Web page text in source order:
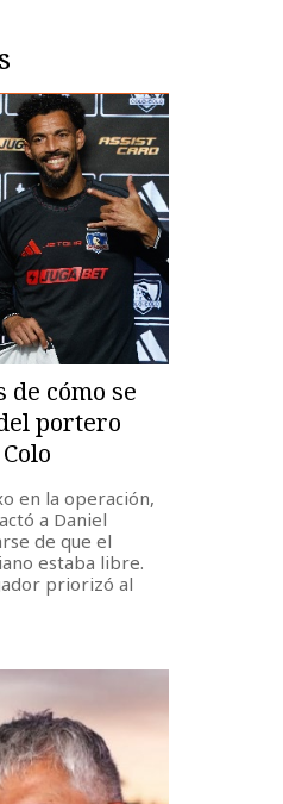
de cómo se
portero
en la operación,
a Daniel
de que el
estaba libre.
priorizó al